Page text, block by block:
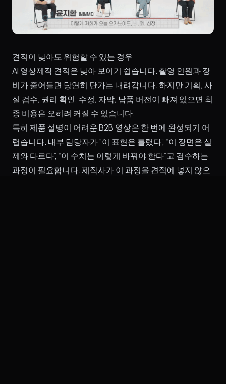
견적이 낮아도 위험할 수 있는 경우
AI 영상제작 견적은 낮아 보이기 쉽습니다. 촬영 인원과 장
비가 줄어들면 당연히 단가는 내려갑니다. 하지만 기획, 사
실 검수, 권리 확인, 수정, 자막, 납품 버전이 빠져 있으면 최
종 비용은 오히려 커질 수 있습니다.
특히 제품 설명이 어려운 B2B 영상은 한 번에 완성되기 어
렵습니다. 내부 담당자가 “이 표현은 틀렸다”, “이 장면은 실
제와 다르다”, “이 수치는 이렇게 바꿔야 한다”고 검수하는
과정이 필요합니다. 제작사가 이 과정을 견적에 넣지 않으